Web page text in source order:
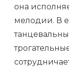
она
мелодии. В